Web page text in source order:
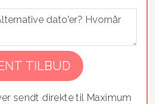
sendt direkte til Maximum